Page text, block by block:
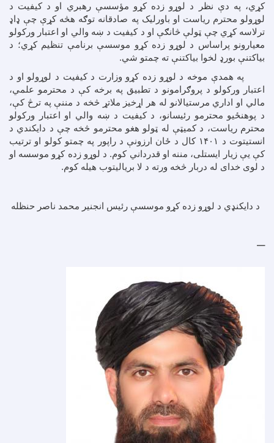
کړي، په دې نظر د لوړو زده کړو مؤسسې رهبري او د کیفیت د
لوړولو محترم ریاست او باورلیک په صادقانه توګه هڅه کړې چې ډاډ
ترلاسه کړي چې ټولې څانګې او د کیفیت د ښه والي او اعتبار ورکولو
معیارونو پراساس د لوړو زده کړو موسسې برنامې تنظیم کړي؛ د
بیاکتنې بورډ لخوا بیاکتنې ته چمتو شي.
په همدې موخه د لوړو زده کړو وزارت د کیفیت د لوړولو او د
اعتبار ورکولو د پروګرامونو د تطبیق په برخه کې د محترمو علمي،
مالي او اداري مرستیالانو له هر اړخیز ملاتړ څخه د مننې په ترڅ کې،
د پوهنځیو محترمو رئیسانو، د کیفیت د ښه والي او اعتبار ورکولو
محترم ریاست، د کمیټې له ټولو هغو محترمو څخه چې د دایکندي د
انستیتوت د
۱۴۰۱ کال د ځان ارزونې د راپور په چمتو کولو او ترتیب
کې یې زیار ایستلی، مننه او قدرداني کوم. د لوړو زده کړو موسسه او
د لوی خدای له دربار څخه ورته د لا بریالیتوب هیله کوم.
د دايکنډي د لوړو زده کړو موسسې رئيس انجنير محمد ناصر حنظله